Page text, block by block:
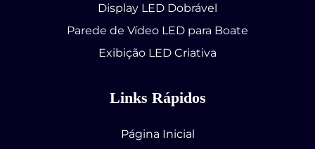
Display LED Dobrável
Parede de Vídeo LED para Boate
Exibição LED Criativa
Links Rápidos
Página Inicial